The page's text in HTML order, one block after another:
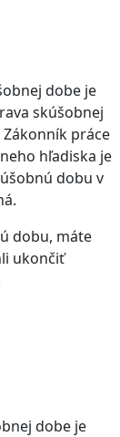
dobe je
skúšobnej
práce
hľadiska je
dobu v
dobu, máte
ukončiť
dobe je